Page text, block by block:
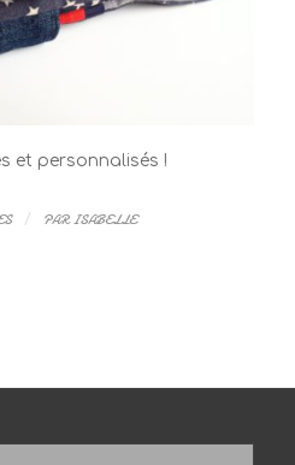
et personnalisés !
/ PARISABELLE